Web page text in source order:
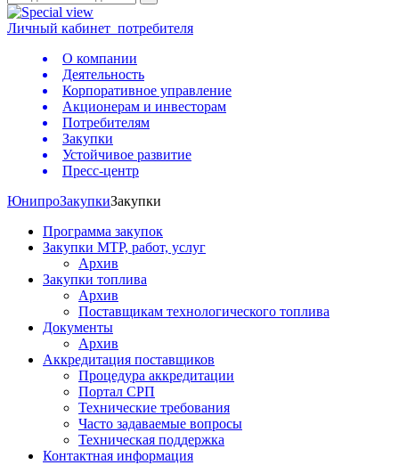
Личный кабинет потребителя
О компании
Деятельность
Корпоративное управление
Акционерам и инвесторам
Потребителям
Закупки
Устойчивое развитие
Пресс-центр
ЮнипроЗакупкиЗакупки
Программа закупок
Закупки МТР, работ, услуг
Архив
Закупки топлива
Архив
Поставщикам технологического топлива
Документы
Архив
Аккредитация поставщиков
Процедура аккредитации
Портал СРП
Технические требования
Часто задаваемые вопросы
Техническая поддержка
Контактная информация